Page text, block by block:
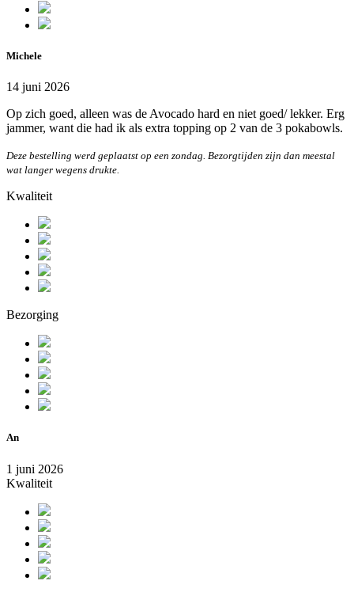
Michele
14 juni 2026
Op zich goed, alleen was de Avocado hard en niet goed/ lekker. Erg
jammer, want die had ik als extra topping op 2 van de 3 pokabowls.
Deze bestelling werd geplaatst op een zondag. Bezorgtijden zijn dan meestal
wat langer wegens drukte.
Kwaliteit
Bezorging
An
1 juni 2026
Kwaliteit